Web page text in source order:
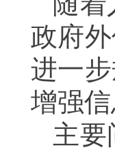
政府
进一
增强
主